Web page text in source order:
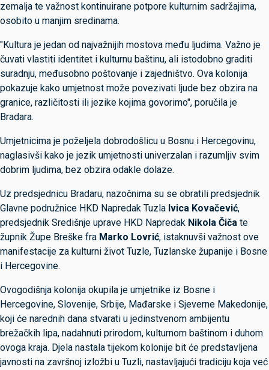
zemalja te važnost kontinuirane potpore kulturnim sadržajima,
osobito u manjim sredinama.
"Kultura je jedan od najvažnijih mostova među ljudima. Važno je
čuvati vlastiti identitet i kulturnu baštinu, ali istodobno graditi
suradnju, međusobno poštovanje i zajedništvo. Ova kolonija
pokazuje kako umjetnost može povezivati ljude bez obzira na
granice, različitosti ili jezike kojima govorimo", poručila je
Bradara.
Umjetnicima je poželjela dobrodošlicu u Bosnu i Hercegovinu,
naglasivši kako je jezik umjetnosti univerzalan i razumljiv svim
dobrim ljudima, bez obzira odakle dolaze.
Uz predsjednicu Bradaru, nazočnima su se obratili predsjednik
Glavne podružnice HKD Napredak Tuzla Ivica Kovačević,
predsjednik Središnje uprave HKD Napredak Nikola Čiča te
župnik Župe Breške fra Marko Lovrić, istaknuvši važnost ove
manifestacije za kulturni život Tuzle, Tuzlanske županije i Bosne
i Hercegovine.
Ovogodišnja kolonija okupila je umjetnike iz Bosne i
Hercegovine, Slovenije, Srbije, Mađarske i Sjeverne Makedonije,
koji će narednih dana stvarati u jedinstvenom ambijentu
brežačkih lipa, nadahnuti prirodom, kulturnom baštinom i duhom
ovoga kraja. Djela nastala tijekom kolonije bit će predstavljena
javnosti na završnoj izložbi u Tuzli, nastavljajući tradiciju koja već